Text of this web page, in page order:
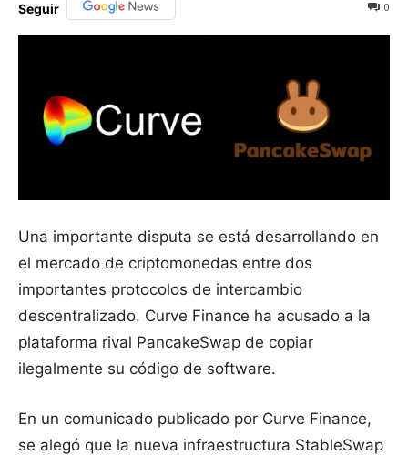
Seguir 0
Una importante disputa se está desarrollando en
el mercado de criptomonedas entre dos
importantes protocolos de intercambio
descentralizado. Curve Finance ha acusado a la
plataforma rival PancakeSwap de copiar
ilegalmente su código de software.
En un comunicado publicado por Curve Finance,
se alegó que la nueva infraestructura StableSwap